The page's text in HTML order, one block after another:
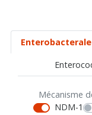
Mécanisme
NDM-1